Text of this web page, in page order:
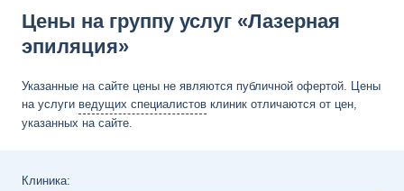
Цены на группу услуг «Лазерная
эпиляция»
Указанные на сайте цены не являются публичной офертой. Цены
на услуги ведущих специалистов клиник отличаются от цен,
указанных на сайте.
Клиника: